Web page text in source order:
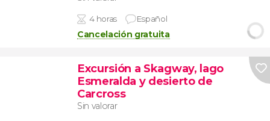
4 horas Español
Cancelación gratuita
Excursión a Skagway, lago
Esmeralda y desierto de
Carcross
Sin valorar